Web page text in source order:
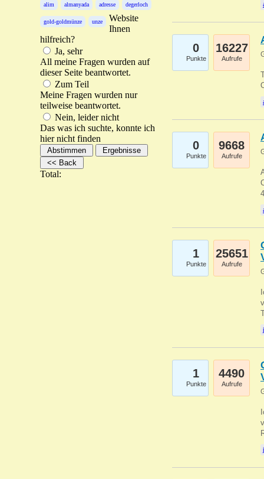
alim almanyada adresse degerloch
gold-goldmünze unze
Website
Ihnen
hilfreich?
Ja, sehr
All meine Fragen wurden auf
dieser Seite beantwortet.
Zum Teil
Meine Fragen wurden nur
teilweise beantwortet.
Nein, leider nicht
Das was ich suchte, konnte ich
hier nicht finden
Total:
0
Punkte
16227
Aufrufe
0
Punkte
9668
Aufrufe
1
Punkte
25651
Aufrufe
1
Punkte
4490
Aufrufe